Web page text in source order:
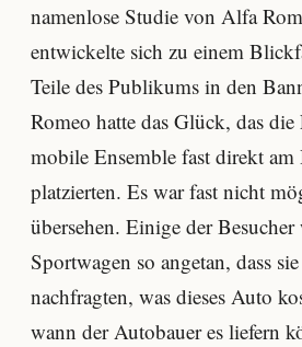
namenlose Studie von Alfa
entwickelte sich zu einem
Teile des Publikums in den
Romeo hatte das Glück, das
mobile Ensemble fast direkt am
platzierten. Es war fast nicht
übersehen. Einige der
Sportwagen so angetan, dass
nachfragten, was dieses Auto
wann der Autobauer es liefern